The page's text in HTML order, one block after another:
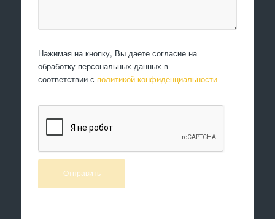
Нажимая на кнопку, Вы даете согласие на
обработку персональных данных в
соответствии с политикой конфиденциальности